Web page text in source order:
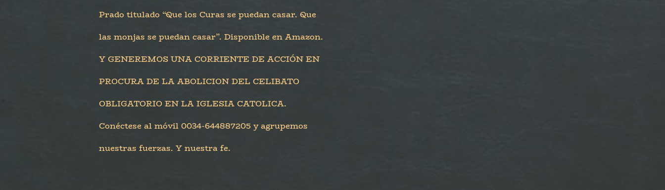
Prado titulado “Que los Curas se puedan casar. Que
las monjas se puedan casar”. Disponible en Amazon.
Y GENEREMOS UNA CORRIENTE DE ACCIÓN EN
PROCURA DE LA ABOLICION DEL CELIBATO
OBLIGATORIO EN LA IGLESIA CATOLICA.
Conéctese al móvil 0034-644887205 y agrupemos
nuestras fuerzas. Y nuestra fe.